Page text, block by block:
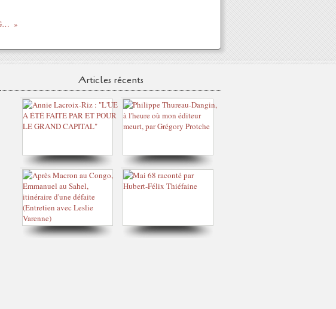
Jean Genet - L'Ennemi déclaré (lu par Grégory Protche)
Articles récents